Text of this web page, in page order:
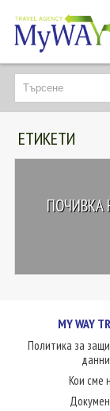
НАЙ-ТЪРСЕНИ
ДЕСТИНАЦИИ
ЕКЗОТИЧНИ ПОЧИВКИ
ЛЮБОПИТНО
КОНТАКТИ
ЕТИКЕТИ
ПОЧИВКА
MY WAY
Политика за
данни
Кои сме